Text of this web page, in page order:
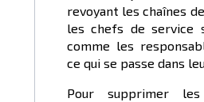
revoyant les chaînes
les chefs de service
comme les
ce qui se passe dans
Pour supprimer